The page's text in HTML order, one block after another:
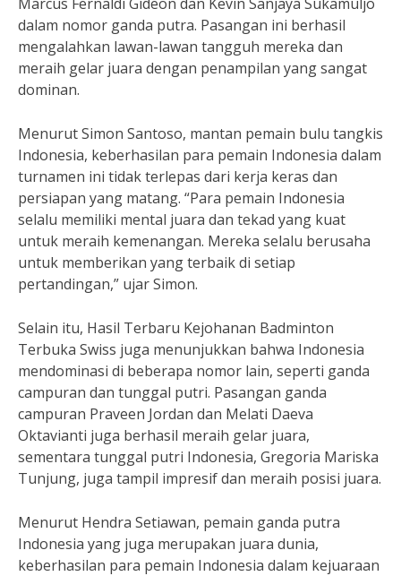
dalam nomor ganda putra. Pasangan ini berhasil
mengalahkan lawan-lawan tangguh mereka dan
meraih gelar juara dengan penampilan yang sangat
dominan.
Menurut Simon Santoso, mantan pemain bulu tangkis
Indonesia, keberhasilan para pemain Indonesia dalam
turnamen ini tidak terlepas dari kerja keras dan
persiapan yang matang. “Para pemain Indonesia
selalu memiliki mental juara dan tekad yang kuat
untuk meraih kemenangan. Mereka selalu berusaha
untuk memberikan yang terbaik di setiap
pertandingan,” ujar Simon.
Selain itu, Hasil Terbaru Kejohanan Badminton
Terbuka Swiss juga menunjukkan bahwa Indonesia
mendominasi di beberapa nomor lain, seperti ganda
campuran dan tunggal putri. Pasangan ganda
campuran Praveen Jordan dan Melati Daeva
Oktavianti juga berhasil meraih gelar juara,
sementara tunggal putri Indonesia, Gregoria Mariska
Tunjung, juga tampil impresif dan meraih posisi juara.
Menurut Hendra Setiawan, pemain ganda putra
Indonesia yang juga merupakan juara dunia,
keberhasilan para pemain Indonesia dalam kejuaraan